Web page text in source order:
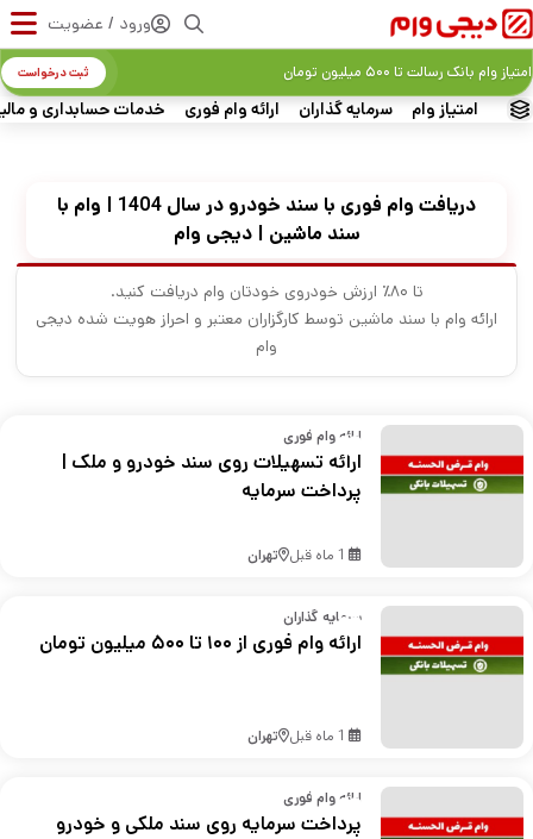
ورود / عضویت
امتیاز وام سرمایه گذاران ارائه وام فوری خدمات حسابداری و
امتیاز وام بانک رسالت تا ۵۰۰ میلیون تومان ثبت درخواست
دریافت وام فوری با سند خودرو در سال 1404 | وام با
سند ماشین | دیجی وام
تا ۸۰٪ ارزش خودروی خودتان وام دریافت کنید.
ارائه وام با سند ماشین توسط کارگزاران معتبر و احراز هویت شده دیجی
وام
ارائه وام فوری
ارائه تسهیلات روی سند خودرو و ملک |
پرداخت سرمایه
1 ماه قبل تهران
سرمایه گذاران
ارائه وام فوری از ۱۰۰ تا ۵۰۰ میلیون تومان
1 ماه قبل تهران
ارائه وام فوری
پرداخت سرمایه روی سند ملکی و خودرو